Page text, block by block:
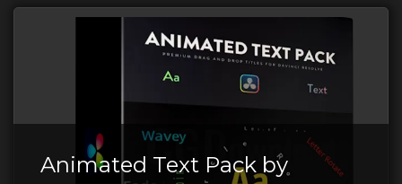
Animated Text Pack by